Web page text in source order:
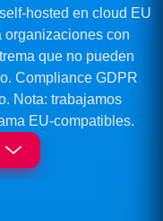
hosted en cloud EU
organizaciones con
que no pueden
Compliance GDPR
Nota: trabajamos
EU-compatibles.